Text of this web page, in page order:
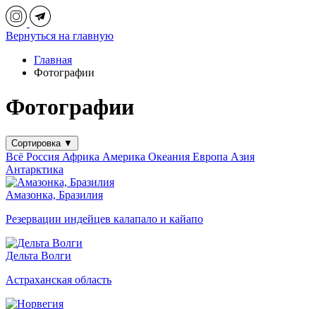
Вернуться на главную
Главная
Фотографии
Фотографии
Сортировка ▼
Всё Россия Африка Америка Океания Европа Азия
Антарктика
Амазонка, Бразилия
Резервации индейцев калапало и кайапо
Дельта Волги
Астраханская область